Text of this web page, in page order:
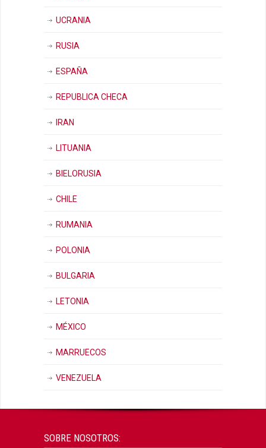
UCRANIA
RUSIA
ESPAÑA
REPUBLICA CHECA
IRAN
LITUANIA
BIELORUSIA
CHILE
RUMANIA
POLONIA
BULGARIA
LETONIA
MÉXICO
MARRUECOS
VENEZUELA
SOBRE NOSOTROS: